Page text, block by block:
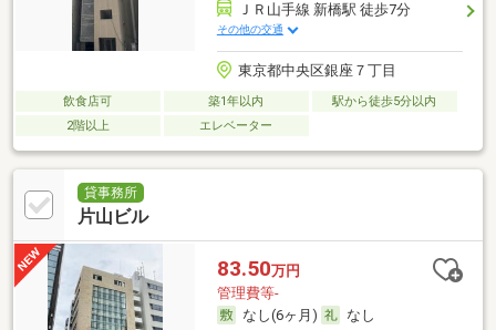
ＪＲ山手線 新橋駅 徒歩7分
その他の交通
東京都中央区銀座７丁目
飲食店可 築1年以内
駅から徒歩5分以内
2階以上
エレベーター
貸事務所
片山ビル
83.50万円
管理費等-
なし(6ヶ月)
なし